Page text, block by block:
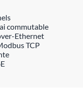
commutable
Ethernet
TCP